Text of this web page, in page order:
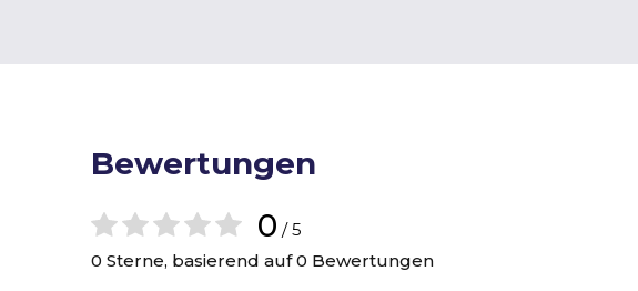
Bewertungen
0 / 5
0 Sterne, basierend auf 0 Bewertungen